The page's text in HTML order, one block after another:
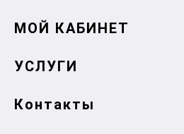
МОЙ КАБИНЕТ
УСЛУГИ
Контакты